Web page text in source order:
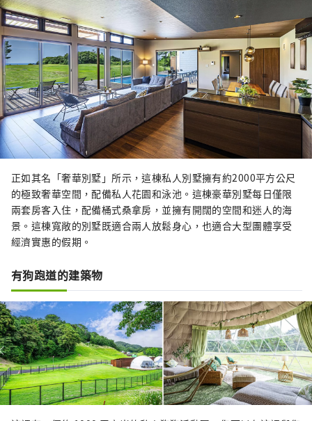
正如其名「奢華別墅」所示，這棟私人別墅擁有約2000平方公尺
的極致奢華空間，配備私人花園和泳池。這棟豪華別墅每日僅限
兩套房客入住，配備桶式桑拿房，並擁有開闊的空間和迷人的海
景。這棟寬敞的別墅既適合兩人放鬆身心，也適合大型團體享受
經濟實惠的假期。
有狗跑道的建築物